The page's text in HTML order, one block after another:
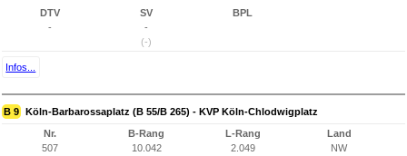
DTV
-
SV
-
(-)
BPL
Infos...
B 9 Köln-Barbarossaplatz (B 55/B 265) - KVP Köln-Chlodwigplatz
Nr.
507
B-Rang
10.042
L-Rang
2.049
Land
NW